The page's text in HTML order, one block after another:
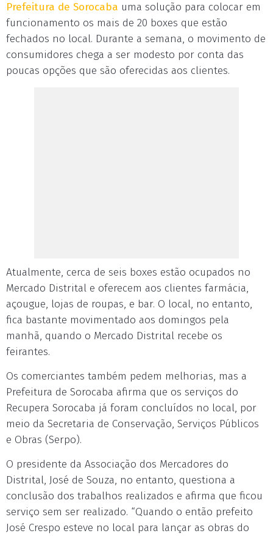
Prefeitura de Sorocaba uma solução para colocar em
funcionamento os mais de 20 boxes que estão
fechados no local. Durante a semana, o movimento de
consumidores chega a ser modesto por conta das
poucas opções que são oferecidas aos clientes.
Atualmente, cerca de seis boxes estão ocupados no
Mercado Distrital e oferecem aos clientes farmácia,
açougue, lojas de roupas, e bar. O local, no entanto,
fica bastante movimentado aos domingos pela
manhã, quando o Mercado Distrital recebe os
feirantes.
Os comerciantes também pedem melhorias, mas a
Prefeitura de Sorocaba afirma que os serviços do
Recupera Sorocaba já foram concluídos no local, por
meio da Secretaria de Conservação, Serviços Públicos
e Obras (Serpo).
O presidente da Associação dos Mercadores do
Distrital, José de Souza, no entanto, questiona a
conclusão dos trabalhos realizados e afirma que ficou
serviço sem ser realizado. “Quando o então prefeito
José Crespo esteve no local para lançar as obras do